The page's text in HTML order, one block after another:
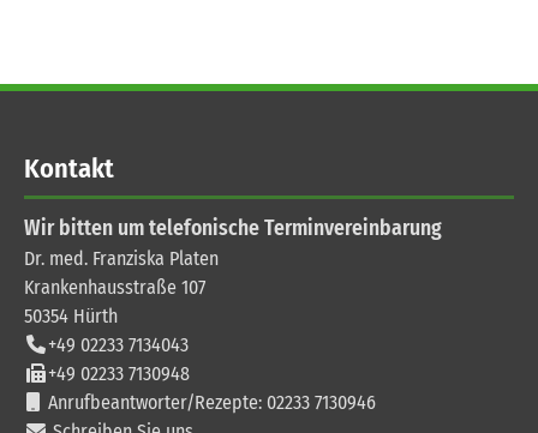
Kontakt
Wir bitten um telefonische Terminvereinbarung
Dr. med. Franziska Platen
Krankenhausstraße 107
50354 Hürth
+49 02233 7134043
+49 02233 7130948
Anrufbeantworter/Rezepte: 02233 7130946